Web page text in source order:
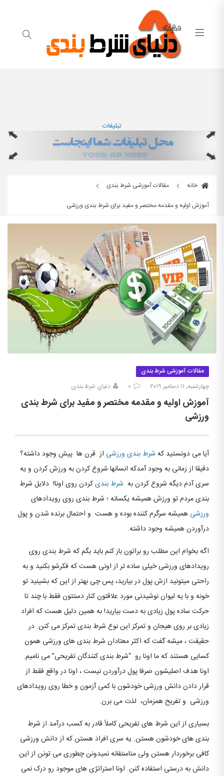
تبلیغات
خانه
مقالات آموزشی شرط بندی
آموزش اولیه و مقدمه مختصر و مفید برای شرط بندی ورزشی
مقالات آموزشی شرط بندی
چهارشنبه, ۱۱ دسامبر ۲۰۱۹
۰ دنیای شرط بندی
آموزش اولیه و مقدمه مختصر و مفید برای شرط بندی
ورزشی
آیا می دونستید که شرط بندی ورزشی از قرن ها پیش وجود داشته؟
دقیقا از زمانی به وجود آمدکه انسانها شروع کردن به ورزش کردن و یه
سری آدم دیگه شروع کردن به شرط بندیکردن روی اونا! دلایل شرط
بندی مردم تو ورزش همیشه یکسانه ؛ شرط بندی روی رویدادهای
ورزشی همیشه سرگرم کننده بوده و هست و احتمال برنده شدن و پول
درآوردن همیشه وجود داشته.
اگه بخوام این مطلب رو براتون باز کنم باید بگم که شرط بندی روی
رویدادهای ورزشی خیلی ساده تر از اونی هست که فکرشو بکنید و به
راحتی میتونید ازش پول در بیارید، پس چی بهتر از این که بشینید تو
خونه و با یه لیوان نوشیدنی مورد علاقتون کنار دستتون فقط با چند تا
حرکت ساده پول زیادی به دست بیارید! به همین دلیل هست که افراد
زیادی بر روی هیجان و تمرکز این نوع شرط بندی تمرکز می کنن. در
حقیقت ، میشه گفت که اکثر معتادان شرط بندی های ورزشی همون
کسایی هستند که ما اونا رو “شرط بندی کنندگان تفریحی” می نامیم.
اونا هدف اصلیشون صرفا پول درآوردن نیست ، اونا در واقع فقط از
قرار دادن دانش ورزشی خودشون با کمی آزمون و خطا روی رویدادهای
ورزشی و تفریح ​​همزمان، لذت می برن.
بسیاری از این شرط های تفریحی کاملاً قادر به کسب درآمد از شرط
بندی های خودشون هستن. یه سری افراد هستن که از دانش ورزشی
کافی برخوردار هستن ولی متاستفانه نمیدونن چطوری می تونن از این
دانش به درستی استفاده کنن. اونا استراتژی های موجود رو درک نمی